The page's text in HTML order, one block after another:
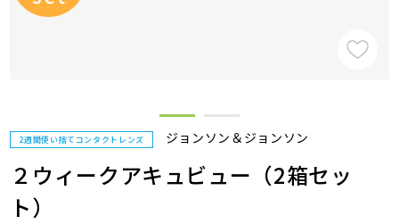
2週間使い捨てコンタクトレンズ ジョンソン＆ジョンソン
２ウィークアキュビュー（2箱セッ
ト）